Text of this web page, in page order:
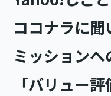
ココナラに聞
ミッション
「バリュー